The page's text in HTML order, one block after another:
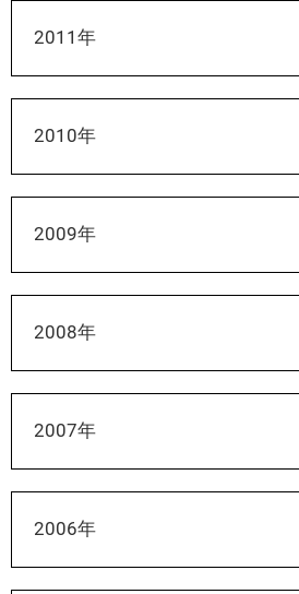
2011年
2010年
2009年
2008年
2007年
2006年